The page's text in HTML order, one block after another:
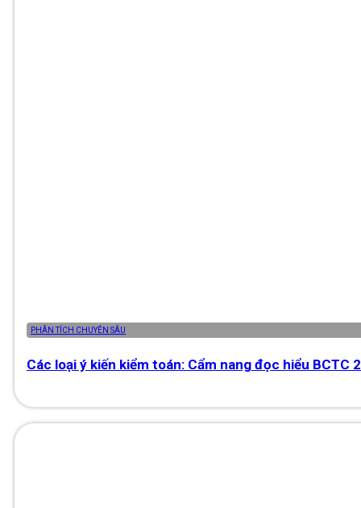
PHÂN TÍCH CHUYÊN SÂU
Các loại ý kiến kiểm toán: Cẩm nang đọc hiểu BCTC